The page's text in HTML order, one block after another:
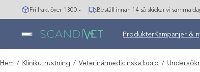
Hoppa
till
Fri frakt över 1300:- Beställ innan 14 så skickar vi samma
Undermeny stängd:
ProdukterKampanjer &
Hem / Klinikutrustning / Veterinärmedicinska bord /